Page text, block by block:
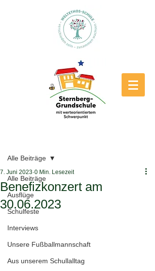
Alle Beiträge
Ausflüge
Schulfeste
Interviews
Unsere Fußballmannschaft
Aus unserem Schullalltag
Alle Beiträge
Benefizkonzert am
30.06.2023
7. Juni 2023 0 Min. Lesezeit